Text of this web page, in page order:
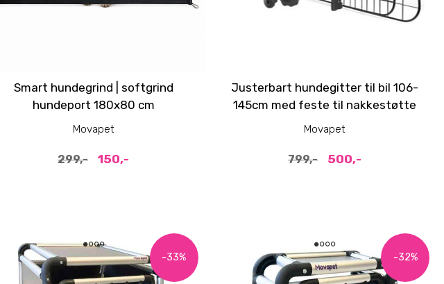
Smart hundegrind | softgrind
hundeport 180x80 cm
Movapet
299,- 150,-
Justerbart hundegitter til bil 106-
145cm med feste til nakkestøtte
Movapet
799,- 500,-
-33% -32%